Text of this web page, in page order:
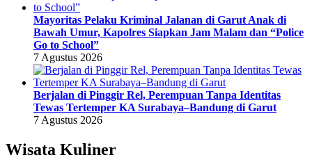
Mayoritas Pelaku Kriminal Jalanan di Garut Anak di
Bawah Umur, Kapolres Siapkan Jam Malam dan “Police
Go to School”
7 Agustus 2026
Berjalan di Pinggir Rel, Perempuan Tanpa Identitas
Tewas Tertemper KA Surabaya–Bandung di Garut
7 Agustus 2026
Wisata Kuliner